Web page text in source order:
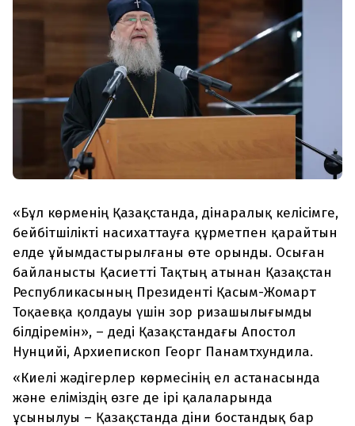
«Бұл көрменің Қазақстанда, дінаралық келісімге,
бейбітшілікті насихаттауға құрметпен қарайтын
елде ұйымдастырылғаны өте орынды. Осыған
байланысты Қасиетті Тақтың атынан Қазақстан
Республикасының Президенті Қасым-Жомарт
Тоқаевқа қолдауы үшін зор ризашылығымды
білдіремін», – деді Қазақстандағы Апостол
Нунцийі, Архиепископ Георг Панамтхундила.
«Киелі жәдігерлер көрмесінің ел астанасында
және еліміздің өзге де ірі қалаларында
ұсынылуы – Қазақстанда діни бостандық бар